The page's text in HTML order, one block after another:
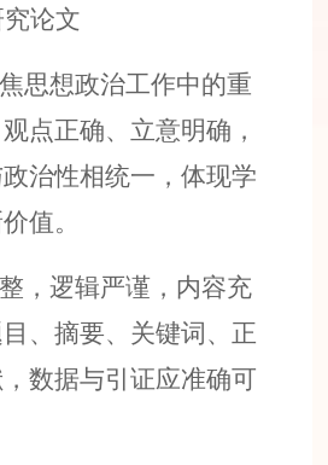
究论文
思想政治工作中的重
点正确、立意明确，
治性相统一，体现学
值。
，逻辑严谨，内容充
、摘要、关键词、正
数据与引证应准确可